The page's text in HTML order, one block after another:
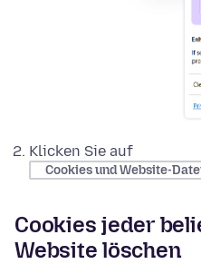
Klicken Sie auf
Cookies und Website-
Cookies jeder
Website löschen